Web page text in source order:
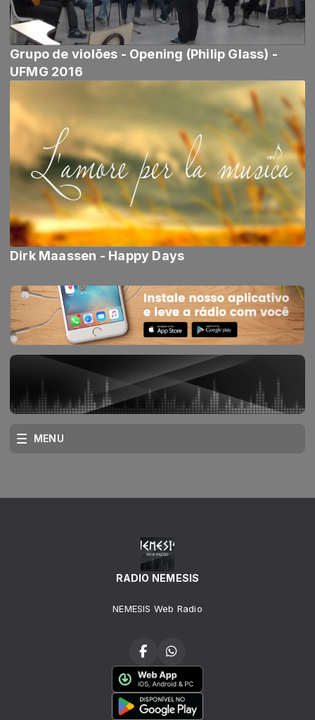
Grupo de violões - Opening (Philip Glass) -
UFMG 2016
Dirk Maassen - Happy Days
MENU
RADIO NEMESIS
NEMESIS Web Radio